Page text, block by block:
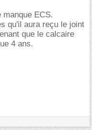
ECS.
qu'il aura reçu le joint
que le calcaire
4 ans.